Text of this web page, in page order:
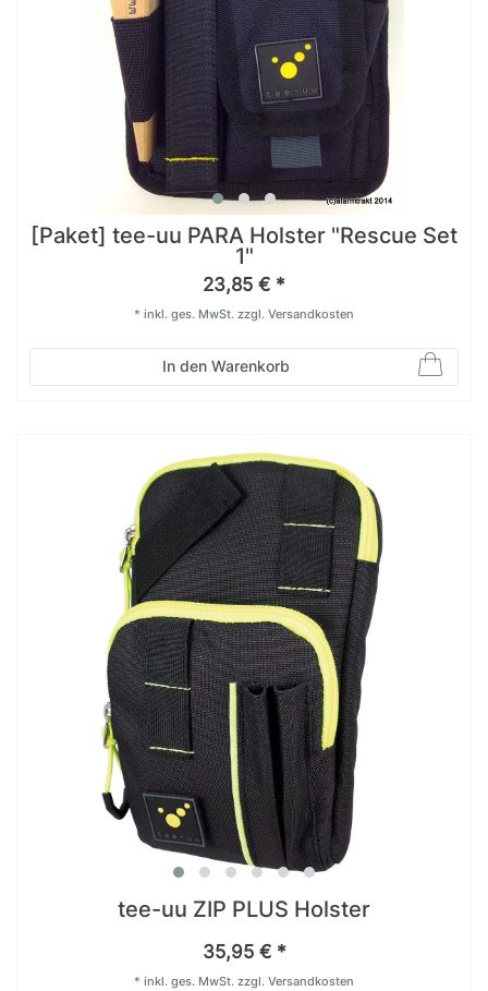
[Paket] tee-uu PARA Holster "Rescue Set
1"
23,85 € *
In den Warenkorb
* inkl. ges. MwSt. zzgl. Versandkosten
tee-uu ZIP PLUS Holster
35,95 € *
* inkl. ges. MwSt. zzgl. Versandkosten